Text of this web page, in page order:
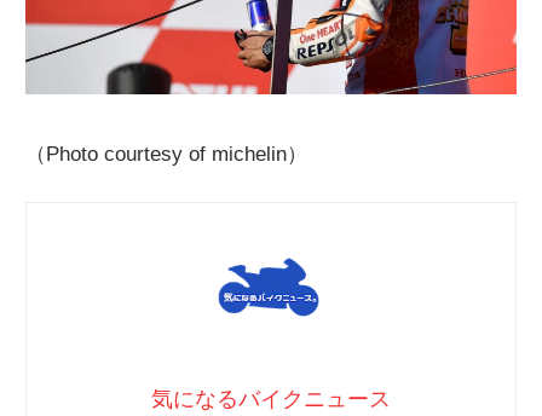
（Photo courtesy of michelin）
気になるバイクニュース